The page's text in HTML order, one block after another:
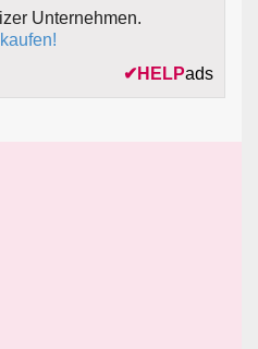
Unternehmen.
✔ HELPads